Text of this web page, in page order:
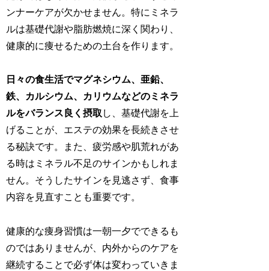
ンナーケアが欠かせません。特にミネラ
ルは基礎代謝や脂肪燃焼に深く関わり、
健康的に痩せるための土台を作ります。
日々の食生活でマグネシウム、亜鉛、
鉄、カルシウム、カリウムなどのミネラ
ルをバランス良く摂取 し、基礎代謝を上
げることが、エステの効果を長続きさせ
る秘訣です。また、疲労感や肌荒れがあ
る時はミネラル不足のサインかもしれま
せん。そうしたサインを見逃さず、食事
内容を見直すことも重要です。
健康的な痩身習慣は一朝一夕でできるも
のではありませんが、内外からのケアを
継続することで必ず体は変わっていきま